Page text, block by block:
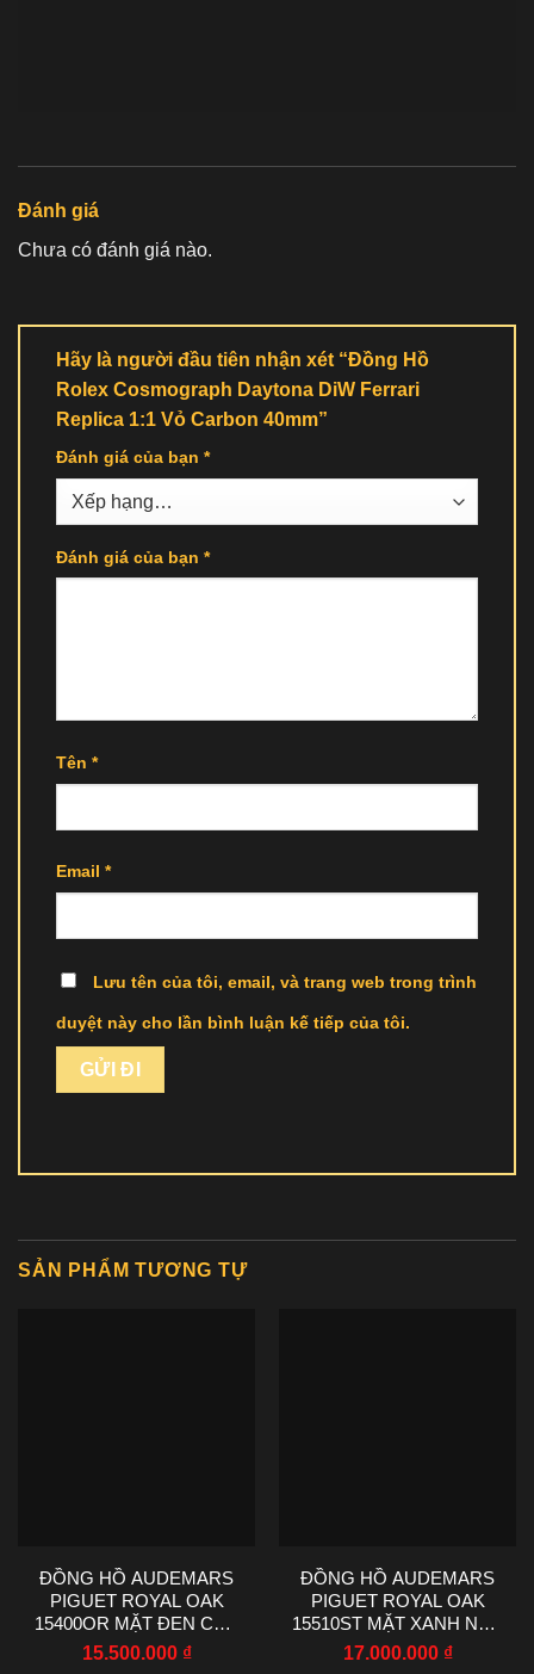
Đánh giá
Chưa có đánh giá nào.
Hãy là người đầu tiên nhận xét “Đồng Hồ
Rolex Cosmograph Daytona DiW Ferrari
Replica 1:1 Vỏ Carbon 40mm”
Đánh giá của bạn *
Đánh giá của bạn *
Tên *
Email *
Lưu tên của tôi, email, và trang web trong trình
duyệt này cho lần bình luận kế tiếp của tôi.
SẢN PHẨM TƯƠNG TỰ
ĐỒNG HỒ AUDEMARS
PIGUET ROYAL OAK
15400OR MẶT ĐEN CHẾ
TÁC NHÀ MÁY IP 41MM
15.500.000 ₫
ĐỒNG HỒ AUDEMARS
PIGUET ROYAL OAK
15510ST MẶT XANH NHÀ
MÁY TWT 41MM
17.000.000 ₫